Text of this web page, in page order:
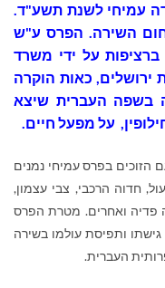
עמיחי לשנת תשע"ד.
השירה. הפרס ע"ש
יהודה עמיחי מוענק זו השנה ה-13 ברציפות על ידי משרד
ירושלים, כאות הוקרה
בשפה העברית שיצא
על מפעל חיים.
בסך 60 אלף ש"ח. עם הזוכים בפרס עמיחי נמנים
חדוה הרכבי, צבי עצמון,
פדיה ואחרים. מטרת הפרס
ותפיסת עולמו בשירה
העברית.